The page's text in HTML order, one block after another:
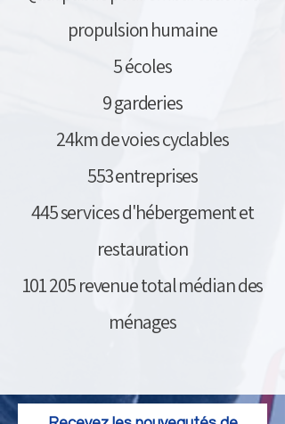
propulsion humaine
5 écoles
9 garderies
24km de voies cyclables
553 entreprises
445 services d'hébergement et
restauration
101 205 revenue total médian des
ménages